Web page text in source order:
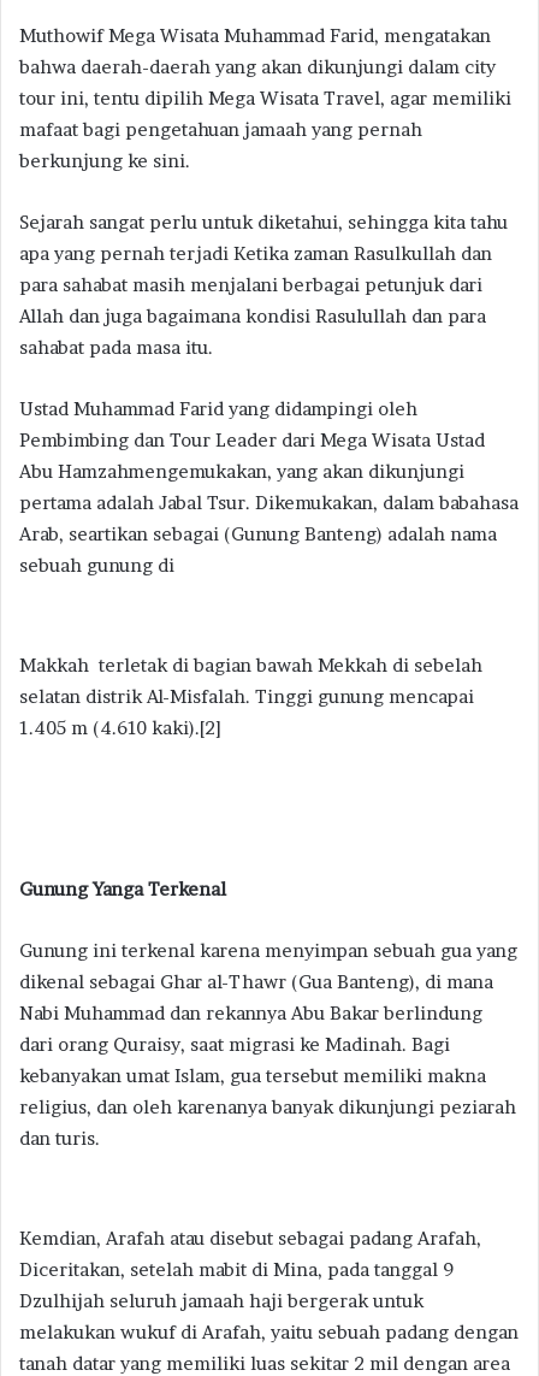
Muthowif Mega Wisata Muhammad Farid, mengatakan
bahwa daerah-daerah yang akan dikunjungi dalam city
tour ini, tentu dipilih Mega Wisata Travel, agar memiliki
mafaat bagi pengetahuan jamaah yang pernah
berkunjung ke sini.
Sejarah sangat perlu untuk diketahui, sehingga kita tahu
apa yang pernah terjadi Ketika zaman Rasulkullah dan
para sahabat masih menjalani berbagai petunjuk dari
Allah dan juga bagaimana kondisi Rasulullah dan para
sahabat pada masa itu.
Ustad Muhammad Farid yang didampingi oleh
Pembimbing dan Tour Leader dari Mega Wisata Ustad
Abu Hamzahmengemukakan, yang akan dikunjungi
pertama adalah Jabal Tsur. Dikemukakan, dalam babahasa
Arab, seartikan sebagai (Gunung Banteng) adalah nama
sebuah gunung di
Makkah terletak di bagian bawah Mekkah di sebelah
selatan distrik Al-Misfalah. Tinggi gunung mencapai
1.405 m (4.610 kaki).[2]
Gunung Yanga Terkenal
Gunung ini terkenal karena menyimpan sebuah gua yang
dikenal sebagai Ghar al-Thawr (Gua Banteng), di mana
Nabi Muhammad dan rekannya Abu Bakar berlindung
dari orang Quraisy, saat migrasi ke Madinah. Bagi
kebanyakan umat Islam, gua tersebut memiliki makna
religius, dan oleh karenanya banyak dikunjungi peziarah
dan turis.
Kemdian, Arafah atau disebut sebagai padang Arafah,
Diceritakan, setelah mabit di Mina, pada tanggal 9
Dzulhijah seluruh jamaah haji bergerak untuk
melakukan wukuf di Arafah, yaitu sebuah padang dengan
tanah datar yang memiliki luas sekitar 2 mil dengan area